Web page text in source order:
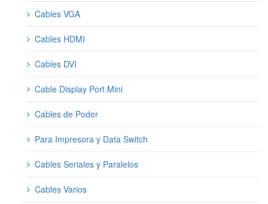
Cables VGA
Cables HDMI
Cables DVI
Cable Display Port Mini
Cables de Poder
Para Impresora y Data Switch
Cables Seriales y Paralelos
Cables Varios